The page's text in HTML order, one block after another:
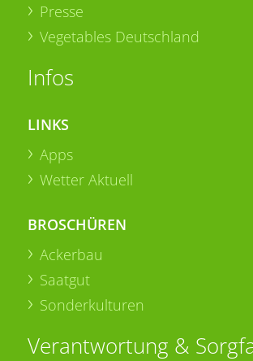
Presse
Vegetables Deutschland
Infos
LINKS
Apps
Wetter Aktuell
BROSCHÜREN
Ackerbau
Saatgut
Sonderkulturen
Verantwortung &